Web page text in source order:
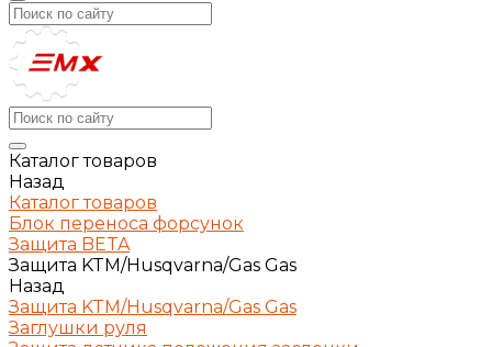
Каталог товаров
Назад
Каталог товаров
Блок переноса форсунок
Защита BETA
Защита KTM/Husqvarna/Gas Gas
Назад
Защита KTM/Husqvarna/Gas Gas
Заглушки руля